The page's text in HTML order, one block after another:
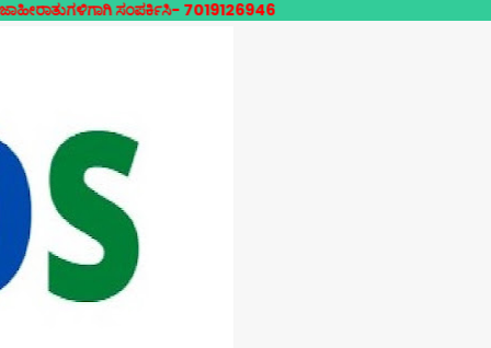
ಸಂಪರ್ಕಿಸಿ- 7019126946